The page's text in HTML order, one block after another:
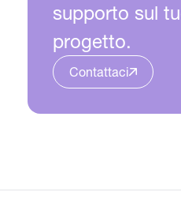
supporto sul
progetto.
Contattaci